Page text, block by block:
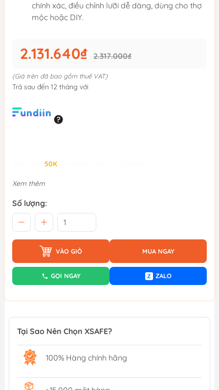
chính xác, điều chỉnh lưỡi dễ dàng, dùng cho thợ
mộc hoặc DIY.
2.131.640₫ 2.317.000₫
(Giá trên đã bao gồm thuế VAT)
Trả sau đến 12 tháng với
50K
Xem thêm
Số lượng:
VÀO GIỎ MUA NGAY
GỌI NGAY Z ZALO
Tại Sao Nên Chọn XSAFE?
100% Hàng chính hãng